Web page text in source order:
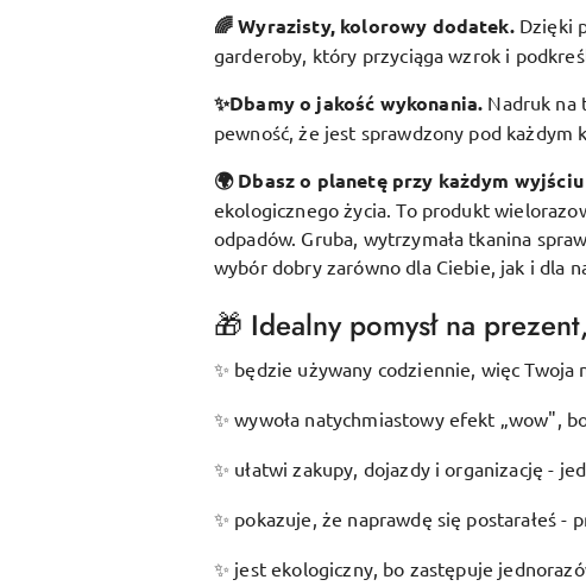
🌈 Wyrazisty, kolorowy dodatek. Dzięki
garderoby, który przyciąga wzrok i
✨Dbamy o jakość wykonania. Nadruk na
pewność, że jest sprawdzony pod każdym
🌍 Dbasz o planetę przy każdym
ekologicznego życia. To produkt
odpadów. Gruba, wytrzymała tkanina
wybór dobry zarówno dla Ciebie, jak i dla
🎁 Idealny pomysł na
✨ będzie używany codziennie, więc Twoja
✨ wywoła natychmiastowy efekt „wow",
✨ ułatwi zakupy, dojazdy i organizację -
✨ pokazuje, że naprawdę się postarałeś
✨ jest ekologiczny, bo zastępuje